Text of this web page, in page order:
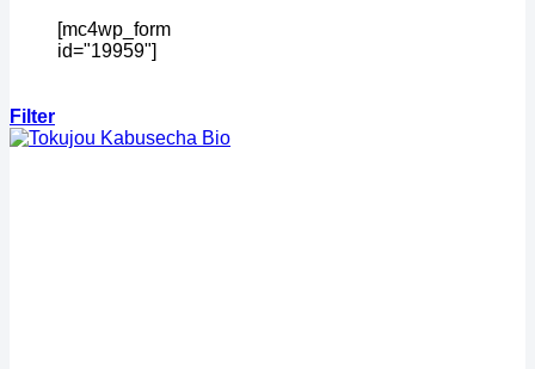
[mc4wp_form
id="19959"]
Filter